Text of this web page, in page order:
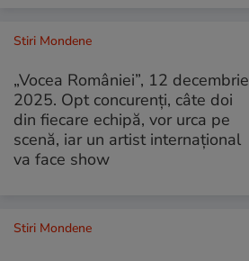
Stiri Mondene
„Vocea României”, 12 decembrie
2025. Opt concurenți, câte doi
din fiecare echipă, vor urca pe
scenă, iar un artist internațional
va face show
Stiri Mondene